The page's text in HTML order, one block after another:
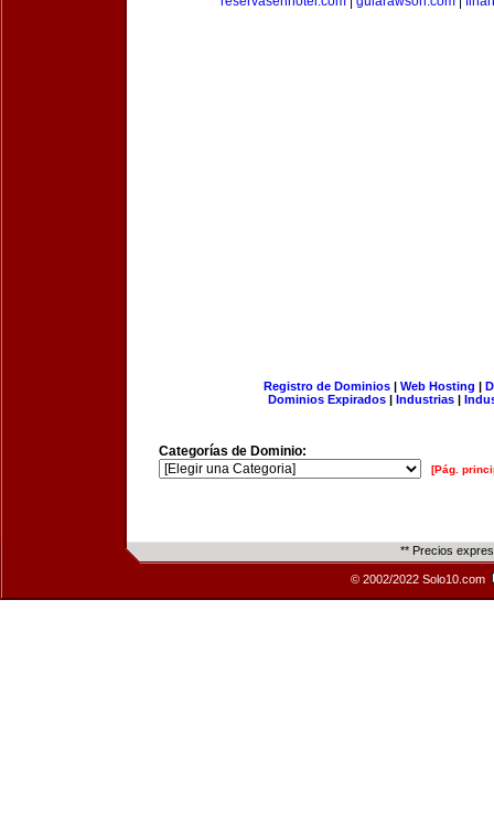
Registro de Dominios| Web Hosting |
Dominios Expirados | Industrias |
Categorías de Dominio:
[Pág.
** Precios
© 2002/2022 Solo10.com